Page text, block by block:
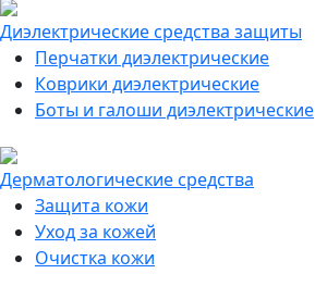
Диэлектрические средства защиты
Перчатки диэлектрические
Коврики диэлектрические
Боты и галоши диэлектрические
Дерматологические средства
Защита кожи
Уход за кожей
Очистка кожи